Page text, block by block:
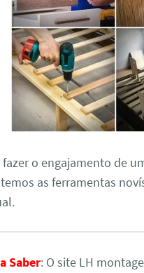
fazer o engajamento de
as ferramentas
Saber: O site LH